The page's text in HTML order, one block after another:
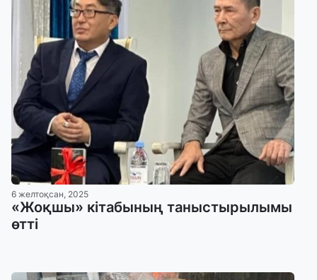
6 желтоқсан, 2025
«Жоқшы» кітабының таныстырылымы
өтті